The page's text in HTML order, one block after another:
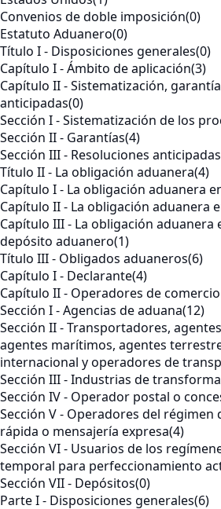
Convenios de doble imposición(0)
Estatuto Aduanero(0)
Título I - Disposiciones generales(0)
Capítulo I - Ámbito de aplicación(3)
Capítulo II - Sistematización,
anticipadas(0)
Sección I - Sistematización de los
Sección II - Garantías(4)
Sección III - Resoluciones anticipadas
Título II - La obligación aduanera(4)
Capítulo I - La obligación aduanera
Capítulo II - La obligación aduanera
Capítulo III - La obligación aduanera
depósito aduanero(1)
Título III - Obligados aduaneros(6)
Capítulo I - Declarante(4)
Capítulo II - Operadores de
Sección I - Agencias de aduana(12)
Sección II - Transportadores,
agentes marítimos, agentes
internacional y operadores de
Sección III - Industrias de
Sección IV - Operador postal o
Sección V - Operadores del régimen
rápida o mensajería expresa(4)
Sección VI - Usuarios de los
temporal para perfeccionamiento
Sección VII - Depósitos(0)
Parte I - Disposiciones generales(6)